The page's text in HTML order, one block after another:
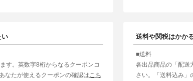
い
す。英数字8桁からなるクーポンコ
なたが使えるクーポンの確認は こち
送料や関税はかか
■送料
各出品商品の「配送
さい。「送料込み」